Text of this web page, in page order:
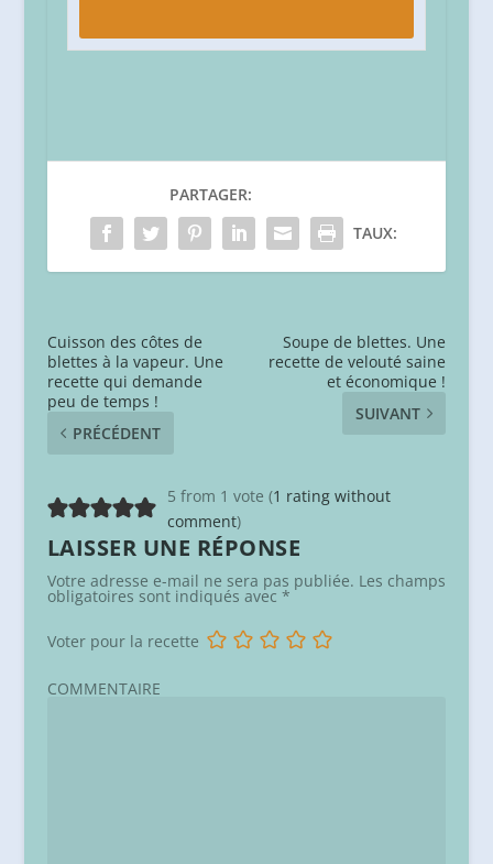
PARTAGER:
TAUX:
Cuisson des côtes de
blettes à la vapeur. Une
recette qui demande
peu de temps !
PRÉCÉDENT
Soupe de blettes. Une
recette de velouté saine
et économique !
SUIVANT
5 from 1 vote (1 rating without
comment)
LAISSER UNE RÉPONSE
Votre adresse e-mail ne sera pas publiée. Les champs
obligatoires sont indiqués avec *
Voter pour la recette
COMMENTAIRE